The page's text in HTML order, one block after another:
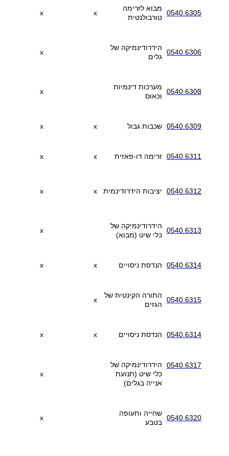
0540.6305
מבוא לזרימה
טורבולנטית
x
x
0540.6306
הידרודינמיקה של
גלים
x
0540.6308
מערכות דינמיות
וכאוס
x
0540.6309 שכבות גבול x
x
0540.6311 זרימה דו-פאזית x
x
0540.6312 יציבות הידרודינמית x
x
0540.6313
הידרודינמיקה של
כלי שיט (מבוא)
x
0540.6314 הנדסת ניסויים x
x
0540.6315
התורה הקינטית של
הגזים
x
0540.6314 הנדסת ניסויים x
x
0540.6317
הידרודינמיקה של
כלי שיט (תנועת
אנייה בגלים)
x
0540.6320
שחייה ותעופה
בטבע
x